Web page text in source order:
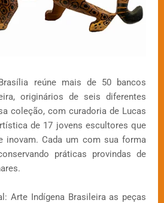
reúne mais de 50 bancos
originários de seis diferentes
coleção, com curadoria de Lucas
de 17 jovens escultores que
inovam. Cada um com sua forma
práticas provindas de
Arte Indígena Brasileira as peças